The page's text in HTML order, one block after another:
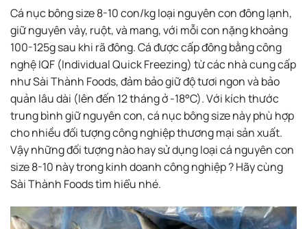
Cá nục bông size 8-10 con/kgloại nguyên con đông lạnh,
giữ nguyên vảy, ruột, và mang, với mỗi con nặng khoảng
100-125g sau khi rã đông. Cá được cấp đông bằng công
nghệ IQF (Individual Quick Freezing) từ các nhà cung cấp
như Sài Thành Foods, đảm bảo giữ độ tươi ngon và bảo
quản lâu dài (lên đến 12 tháng ở -18°C). Với kích thước
trung bình giữ nguyên con, cá nục bông size này phù hợp
cho nhiều đối tượng công nghiệp thương mại sản xuất.
Vậy những đối tượng nào hay sử dụng loại cá nguyên con
size 8-10 này trong kinh doanh công nghiệp ? Hãy cùng
Sài Thành Foods tìm hiểu nhé.